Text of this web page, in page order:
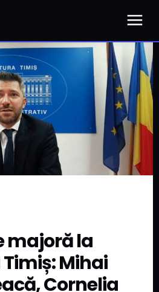
majoră la
Mihai
Cornelia